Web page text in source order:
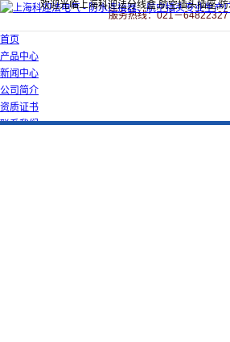
欢迎光临上海科迎法分线盒,航空插头插座,
服务热线：021－
首页
产品中心
新闻中心
公司简介
资质证书
联系我们